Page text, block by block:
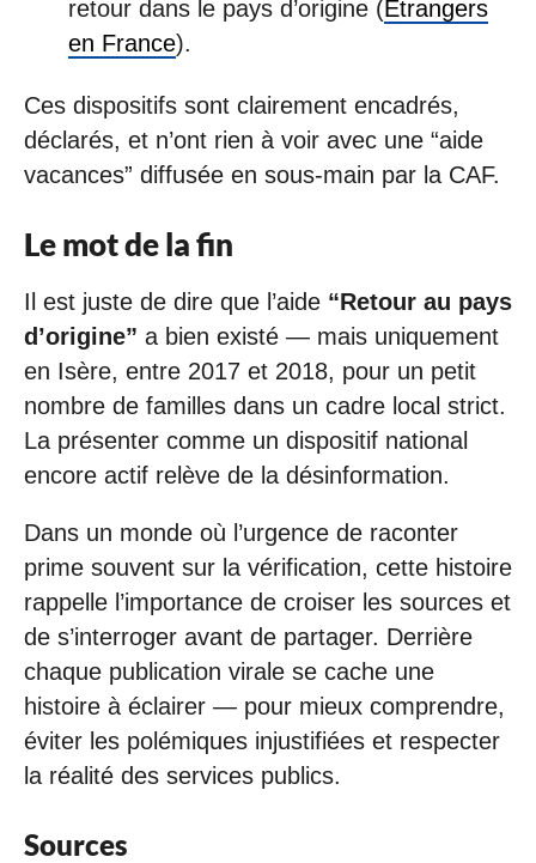
retour dans le pays d’origine (Etrangers
en France).
Ces dispositifs sont clairement encadrés,
déclarés, et n’ont rien à voir avec une “aide
vacances” diffusée en sous-main par la CAF.
Le mot de la fin
Il est juste de dire que l’aide “Retour au pays
d’origine” a bien existé — mais uniquement
en Isère, entre 2017 et 2018, pour un petit
nombre de familles dans un cadre local strict.
La présenter comme un dispositif national
encore actif relève de la désinformation.
Dans un monde où l’urgence de raconter
prime souvent sur la vérification, cette histoire
rappelle l’importance de croiser les sources et
de s’interroger avant de partager. Derrière
chaque publication virale se cache une
histoire à éclairer — pour mieux comprendre,
éviter les polémiques injustifiées et respecter
la réalité des services publics.
Sources